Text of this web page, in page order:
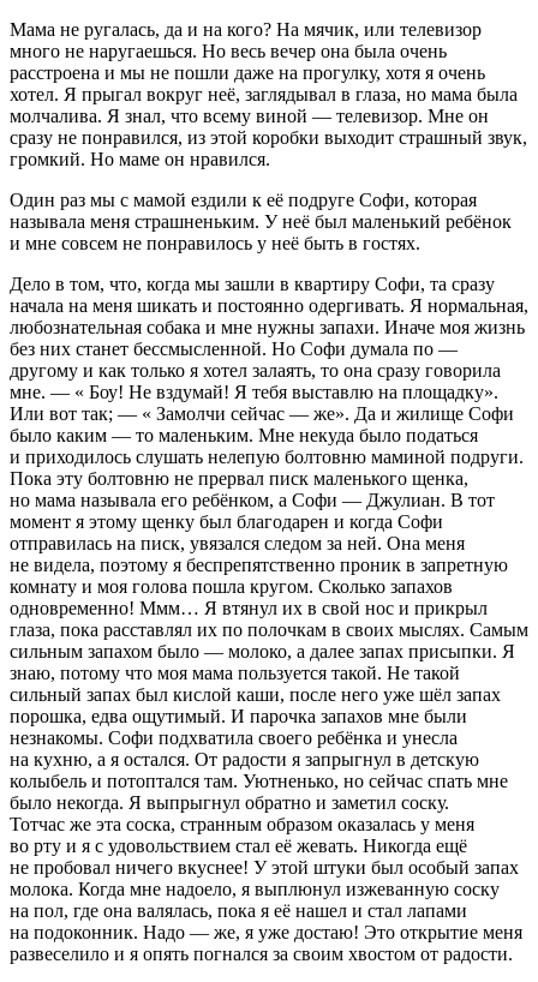
Мама не ругалась, да и на кого? На мячик, или телевизор
много не наругаешься. Но весь вечер она была очень
расстроена и мы не пошли даже на прогулку, хотя я очень
хотел. Я прыгал вокруг неё, заглядывал в глаза, но мама была
молчалива. Я знал, что всему виной — телевизор. Мне он
сразу не понравился, из этой коробки выходит страшный звук,
громкий. Но маме он нравился.
Один раз мы с мамой ездили к её подруге Софи, которая
называла меня страшненьким. У неё был маленький ребёнок
и мне совсем не понравилось у неё быть в гостях.
Дело в том, что, когда мы зашли в квартиру Софи, та сразу
начала на меня шикать и постоянно одергивать. Я нормальная,
любознательная собака и мне нужны запахи. Иначе моя жизнь
без них станет бессмысленной. Но Софи думала по —
другому и как только я хотел залаять, то она сразу говорила
мне. — « Боу! Не вздумай! Я тебя выставлю на площадку».
Или вот так; — « Замолчи сейчас — же». Да и жилище Софи
было каким — то маленьким. Мне некуда было податься
и приходилось слушать нелепую болтовню маминой подруги.
Пока эту болтовню не прервал писк маленького щенка,
но мама называла его ребёнком, а Софи — Джулиан. В тот
момент я этому щенку был благодарен и когда Софи
отправилась на писк, увязался следом за ней. Она меня
не видела, поэтому я беспрепятственно проник в запретную
комнату и моя голова пошла кругом. Сколько запахов
одновременно! Ммм… Я втянул их в свой нос и прикрыл
глаза, пока расставлял их по полочкам в своих мыслях. Самым
сильным запахом было — молоко, а далее запах присыпки. Я
знаю, потому что моя мама пользуется такой. Не такой
сильный запах был кислой каши, после него уже шёл запах
порошка, едва ощутимый. И парочка запахов мне были
незнакомы. Софи подхватила своего ребёнка и унесла
на кухню, а я остался. От радости я запрыгнул в детскую
колыбель и потоптался там. Уютненько, но сейчас спать мне
было некогда. Я выпрыгнул обратно и заметил соску.
Тотчас же эта соска, странным образом оказалась у меня
во рту и я с удовольствием стал её жевать. Никогда ещё
не пробовал ничего вкуснее! У этой штуки был особый запах
молока. Когда мне надоело, я выплюнул изжеванную соску
на пол, где она валялась, пока я её нашел и стал лапами
на подоконник. Надо — же, я уже достаю! Это открытие меня
развеселило и я опять погнался за своим хвостом от радости.